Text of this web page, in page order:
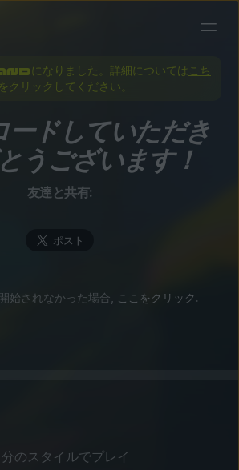
になりました。詳細については こち
をクリックしてください。
ードしていただき
うございます！
友達と共有:
始されなかった場合, ここをクリック .
分のスタイルでプレイ